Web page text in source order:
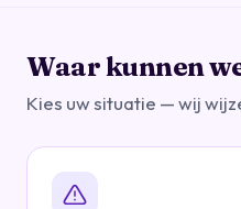
Waar kunnen
Kies uw situatie — wij